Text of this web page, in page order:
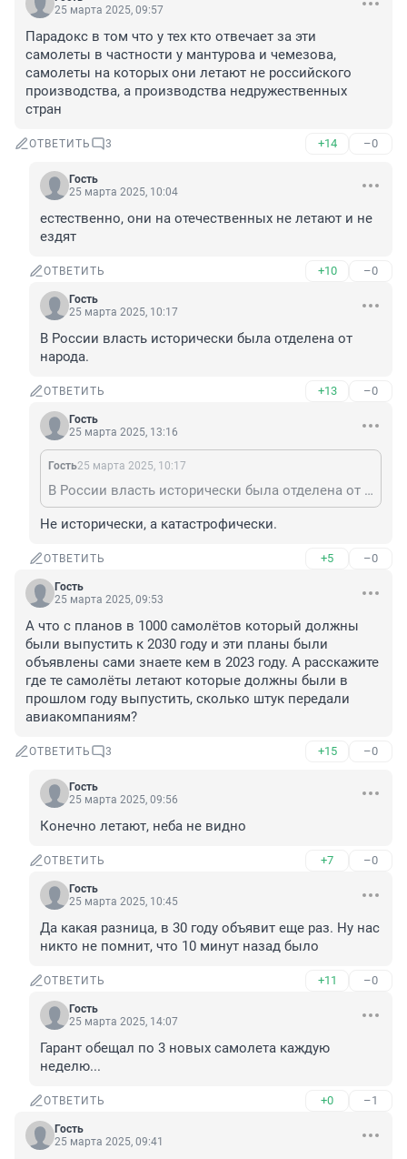
25 марта 2025, 09:57
Парадокс в том что у тех кто отвечает за эти
самолеты в частности у мантурова и чемезова,
самолеты на которых они летают не российского
производства, а производства недружественных
стран
ОТВЕТИТЬ 3 +14 –0
Гость
25 марта 2025, 10:04
естественно, они на отечественных не летают и не
ездят
ОТВЕТИТЬ +10 –0
Гость
25 марта 2025, 10:17
В России власть исторически была отделена от
народа.
ОТВЕТИТЬ +13 –0
Гость
25 марта 2025, 13:16
Гость25 марта 2025, 10:17
В России власть исторически была отделена от народа.
Не исторически, а катастрофически.
ОТВЕТИТЬ +5 –0
Гость
25 марта 2025, 09:53
А что с планов в 1000 самолётов который должны
были выпустить к 2030 году и эти планы были
объявлены сами знаете кем в 2023 году. А расскажите
где те самолёты летают которые должны были в
прошлом году выпустить, сколько штук передали
авиакомпаниям?
ОТВЕТИТЬ 3 +15 –0
Гость
25 марта 2025, 09:56
Конечно летают, неба не видно
ОТВЕТИТЬ +7 –0
Гость
25 марта 2025, 10:45
Да какая разница, в 30 году объявит еще раз. Ну нас
никто не помнит, что 10 минут назад было
ОТВЕТИТЬ +11 –0
Гость
25 марта 2025, 14:07
Гарант обещал по 3 новых самолета каждую
неделю...
ОТВЕТИТЬ +0 –1
Гость
25 марта 2025, 09:41